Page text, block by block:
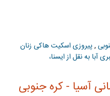
,پیروزی اسکیت هاکی زنان
آبا به نقل از ایسنا،
آسیا - کره جنوبی